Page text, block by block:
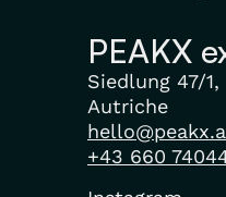
PEAKX
Siedlung 47/
Autriche
+43 660